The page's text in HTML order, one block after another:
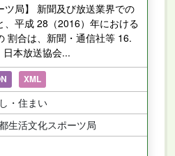
ツ局】 新聞及び放送業界での
、平成 28（2016）年における
割合は、新聞・通信社等 16.
本放送協会...
XML
・住まい
生活文化スポーツ局